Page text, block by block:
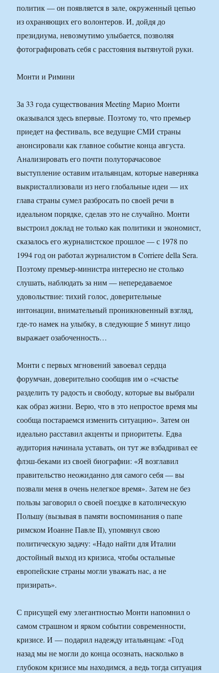
политик — он появляется в зале, окруженный цепью
из охраняющих его волонтеров. И, дойдя до
президиума, невозмутимо улыбается, позволяя
фотографировать себя с расстояния вытянутой руки.
Монти и Римини
За 33 года существования Meeting Марио Монти
оказывался здесь впервые. Поэтому то, что премьер
приедет на фестиваль, все ведущие СМИ страны
анонсировали как главное событие конца августа.
Анализировать его почти полуторачасовое
выступление оставим итальянцам, которые наверняка
выкристаллизовали из него глобальные идеи — их
глава страны сумел разбросать по своей речи в
идеальном порядке, сделав это не случайно. Монти
выстроил доклад не только как политики и экономист,
сказалось его журналистское прошлое — с 1978 по
1994 год он работал журналистом в Corriere della Sera.
Поэтому премьер-министра интересно не столько
слушать, наблюдать за ним — непередаваемое
удовольствие: тихий голос, доверительные
интонации, внимательный проникновенный взгляд,
где-то намек на улыбку, в следующие 5 минут лицо
выражает озабоченность…
Монти с первых мгновений завоевал сердца
форумчан, доверительно сообщив им о «счастье
разделить ту радость и свободу, которые вы выбрали
как образ жизни. Верю, что в это непростое время мы
сообща постараемся изменить ситуацию». Затем он
идеально расставил акценты и приоритеты. Едва
аудитория начинала уставать, он тут же взбадривал ее
флэш-беками из своей биографии: «Я возглавил
правительство неожиданно для самого себя — вы
позвали меня в очень нелегкое время». Затем не без
пользы заговорил о своей поездке в католическую
Польшу (вызывая в памяти воспоминания о папе
римском Иоанне Павле II), упомянул свою
политическую задачу: «Надо найти для Италии
достойный выход из кризиса, чтобы остальные
европейские страны могли уважать нас, а не
призирать».
С присущей ему элегантностью Монти напомнил о
самом страшном и ярком событии современности,
кризисе. И — подарил надежду итальянцам: «Год
назад мы не могли до конца осознать, насколько в
глубоком кризисе мы находимся, а ведь тогда ситуация